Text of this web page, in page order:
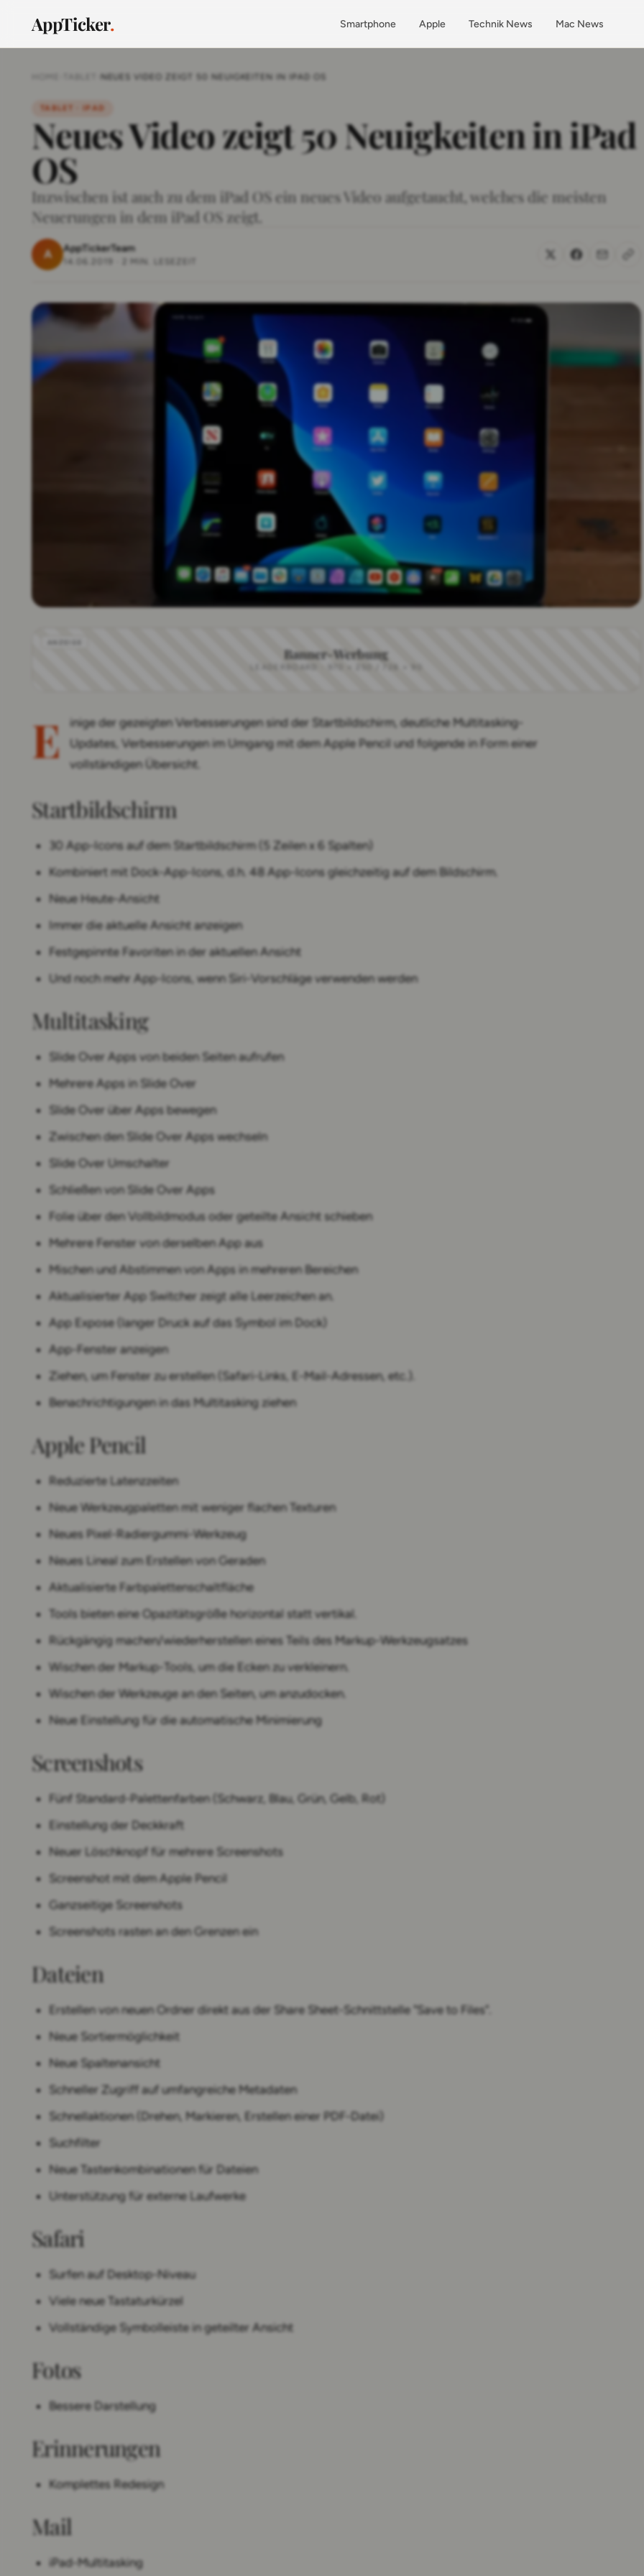
AppTicker. Smartphone Apple Technik News Mac News
NEUES VIDEO ZEIGT 50 NEUIGKEITEN IN IPAD OS
TABLET · IPAD
Neues Video zeigt 50 Neuigkeiten in iPad
OS
Inzwischen ist auch zu dem iPad OS ein neues Video aufgetaucht, welches die meisten
Neuerungen in dem iPad OS zeigt.
A AppTickerTeam
14.06.2019
Banner-Werbung
E
inige der gezeigten Verbesserungen sind der Startbildschirm, deutliche Multitasking-
Updates, Verbesserungen im Umgang mit dem Apple Pencil und folgende in Form einer
vollständigen Übersicht.
Startbildschirm
30 App-Icons auf dem Startbildschirm (5 Zeilen x 6 Spalten)
Kombiniert mit Dock-App-Icons, d.h. 48 App-Icons gleichzeitig auf dem Bildschirm.
Neue Heute-Ansicht
Immer die aktuelle Ansicht anzeigen
Festgepinnte Favoriten in der aktuellen Ansicht
Und noch mehr App-Icons, wenn Siri-Vorschläge verwenden werden
Multitasking
Slide Over Apps von beiden Seiten aufrufen
Mehrere Apps in Slide Over
Slide Over über Apps bewegen
Zwischen den Slide Over Apps wechseln
Slide Over Umschalter
Schließen von Slide Over Apps
Folie über den Vollbildmodus oder geteilte Ansicht schieben
Mehrere Fenster von derselben App aus
Mischen und Abstimmen von Apps in mehreren Bereichen
Aktualisierter App Switcher zeigt alle Leerzeichen an.
App Expose (langer Druck auf das Symbol im Dock)
App-Fenster anzeigen
Ziehen, um Fenster zu erstellen (Safari-Links, E-Mail-Adressen, etc.).
Benachrichtigungen in das Multitasking ziehen
Apple Pencil
Reduzierte Latenzzeiten
Neue Werkzeugpaletten mit weniger flachen Texturen
Neues Pixel-Radiergummi-Werkzeug
Neues Lineal zum Erstellen von Geraden
Aktualisierte Farbpalettenschaltfläche
Tools bieten eine Opazitätsgröße horizontal statt vertikal.
Rückgängig machen/wiederherstellen eines Teils des Markup-Werkzeugsatzes
Wischen der Markup-Tools, um die Ecken zu verkleinern.
Wischen der Werkzeuge an den Seiten, um anzudocken.
Neue Einstellung für die automatische Minimierung
Screenshots
Fünf Standard-Palettenfarben (Schwarz, Blau, Grün, Gelb, Rot)
Einstellung der Deckkraft
Neuer Löschknopf für mehrere Screenshots
Screenshot mit dem Apple Pencil
Ganzseitige Screenshots
Screenshots rasten an den Grenzen ein
Dateien
Erstellen von neuen Ordner direkt aus der Share Sheet-Schnittstelle "Save to Files".
Neue Sortiermöglichkeit
Neue Spaltenansicht
Schneller Zugriff auf umfangreiche Metadaten
Schnellaktionen (Drehen, Markieren, Erstellen einer PDF-Datei)
Suchfilter
Neue Tastenkombinationen für Dateien
Unterstützung für externe Laufwerke
Safari
Surfen auf Desktop-Niveau
Viele neue Tastaturkürzel
Vollständige Symbolleiste in geteilter Ansicht
Fotos
Bessere Darstellung
Erinnerungen
Komplettes Redesign
Mail
iPad-Multitasking